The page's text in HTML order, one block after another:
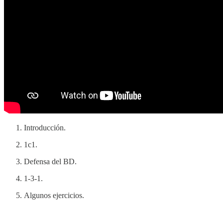
Introducción.
1c1.
Defensa del BD.
1-3-1.
Algunos ejercicios.